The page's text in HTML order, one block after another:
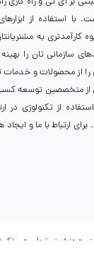
استفاده از
به
سازمانی تان را
از محصولات و خدمات
از متخصصین توسعه
از تکنولوژی در
ارتباط با ما و ایجاد
«هدف غیرتجاری» و